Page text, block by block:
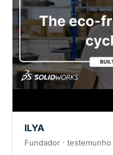
ILYA
Fundador · testemunho